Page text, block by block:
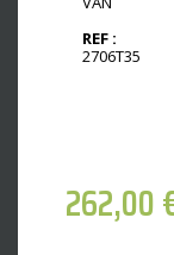
REF :
2706T35
262,00